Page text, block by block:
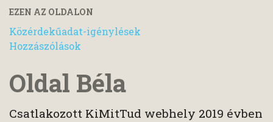
EZEN AZ OLDALON
Közérdekűadat-igénylések
Hozzászólások
Oldal Béla
Csatlakozott KiMitTud webhely 2019 évben